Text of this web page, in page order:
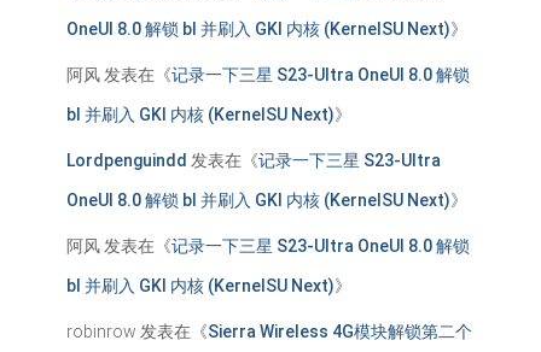
OneUI 8.0 解锁 bl 并刷入 GKI 内核 (KernelSU Next)》
阿风 发表在《记录一下三星 S23-Ultra OneUI 8.0 解锁
bl 并刷入 GKI 内核 (KernelSU Next)》
Lordpenguindd 发表在《记录一下三星 S23-Ultra
OneUI 8.0 解锁 bl 并刷入 GKI 内核 (KernelSU Next)》
阿风 发表在《记录一下三星 S23-Ultra OneUI 8.0 解锁
bl 并刷入 GKI 内核 (KernelSU Next)》
robinrow 发表在《Sierra Wireless 4G模块解锁第二个